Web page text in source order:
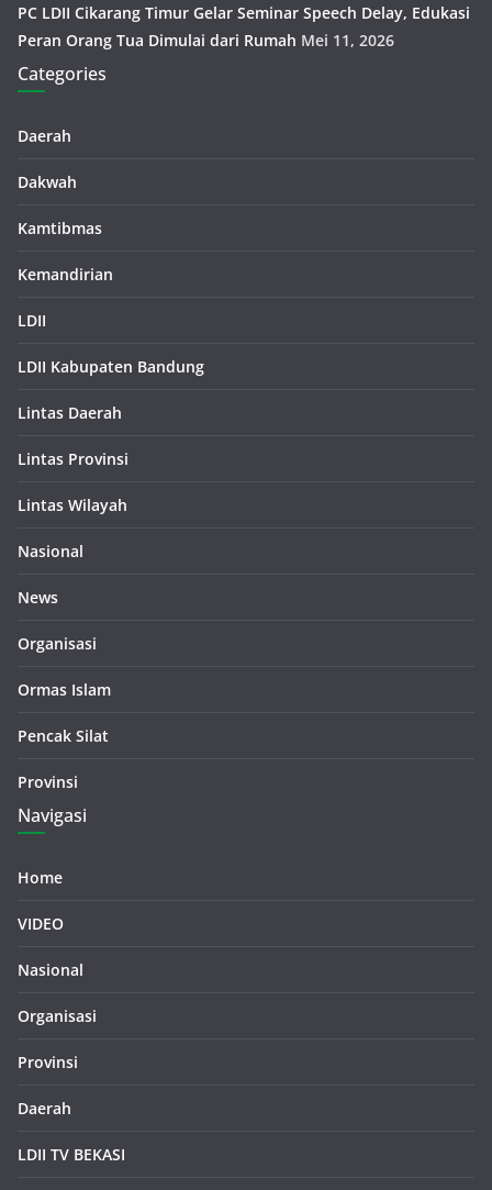
PC LDII Cikarang Timur Gelar Seminar Speech Delay, Edukasi
Peran Orang Tua Dimulai dari Rumah Mei 11, 2026
Categories
Daerah
Dakwah
Kamtibmas
Kemandirian
LDII
LDII Kabupaten Bandung
Lintas Daerah
Lintas Provinsi
Lintas Wilayah
Nasional
News
Organisasi
Ormas Islam
Pencak Silat
Provinsi
Navigasi
Home
VIDEO
Nasional
Organisasi
Provinsi
Daerah
LDII TV BEKASI